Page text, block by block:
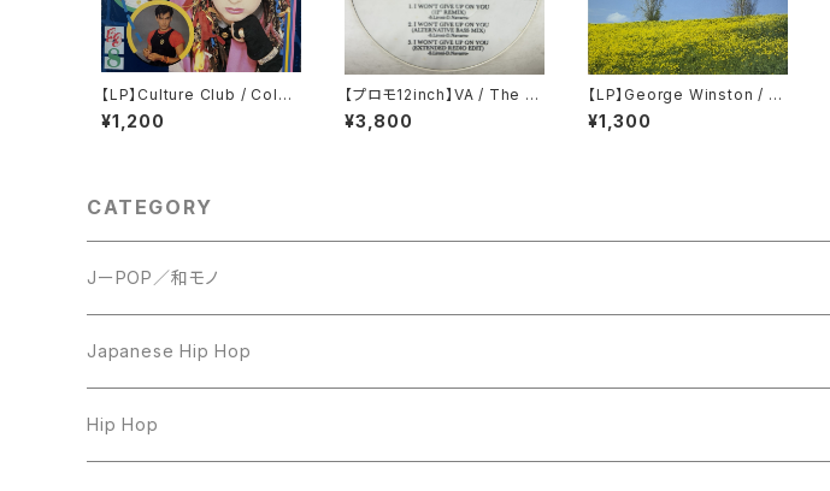
【LP】Culture Club / Colou
r By Numbers
¥1,200
【プロモ12inch】VA / The 19
90 Tommy Boy
¥3,800
【LP】George Winston / W
inter Into Spring
¥1,300
CATEGORY
JーPOP／和モノ
LP
7inch
Japanese Hip Hop
12inch
Hip Hop